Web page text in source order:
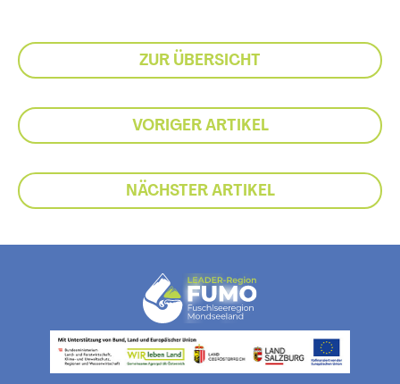
ZUR ÜBERSICHT
VORIGER ARTIKEL
NÄCHSTER ARTIKEL